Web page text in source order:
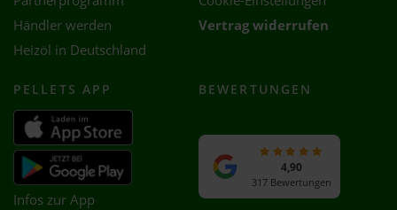
Händler werden
Heizöl in Deutschland
Vertrag widerrufen
PELLETS APP
Infos zur App
BEWERTUNGEN
4,90
317 Bewertungen